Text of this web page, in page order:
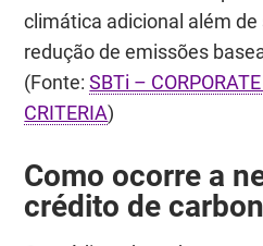
climática adicional além
redução de emissões
(Fonte:SBTi –
CRITERIA)
Como ocorre a
crédito de